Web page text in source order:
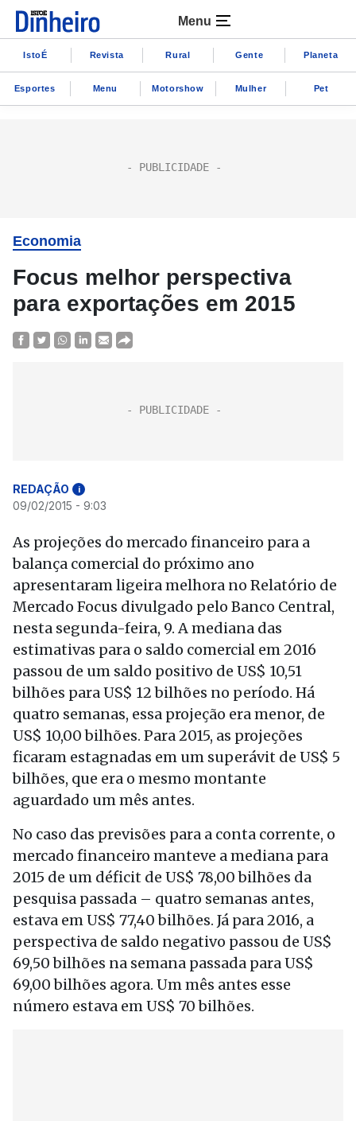
Menu
IstoÉ Revista Rural Gente Planeta
Esportes Menu Motorshow Mulher Pet
Economia
Focus melhor perspectiva
para exportações em 2015
REDAÇÃO i
09/02/2015 - 9:03
As projeções do mercado financeiro para a
balança comercial do próximo ano
apresentaram ligeira melhora no Relatório de
Mercado Focus divulgado pelo Banco Central,
nesta segunda-feira, 9. A mediana das
estimativas para o saldo comercial em 2016
passou de um saldo positivo de US$ 10,51
bilhões para US$ 12 bilhões no período. Há
quatro semanas, essa projeção era menor, de
US$ 10,00 bilhões. Para 2015, as projeções
ficaram estagnadas em um superávit de US$ 5
bilhões, que era o mesmo montante
aguardado um mês antes.
No caso das previsões para a conta corrente, o
mercado financeiro manteve a mediana para
2015 de um déficit de US$ 78,00 bilhões da
pesquisa passada – quatro semanas antes,
estava em US$ 77,40 bilhões. Já para 2016, a
perspectiva de saldo negativo passou de US$
69,50 bilhões na semana passada para US$
69,00 bilhões agora. Um mês antes esse
número estava em US$ 70 bilhões.